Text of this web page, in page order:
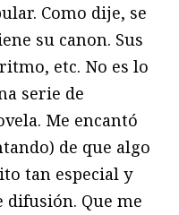
Como dije, se
su canon. Sus
etc. No es lo
serie de
Me encantó
de que algo
tan especial y
difusión. Que me